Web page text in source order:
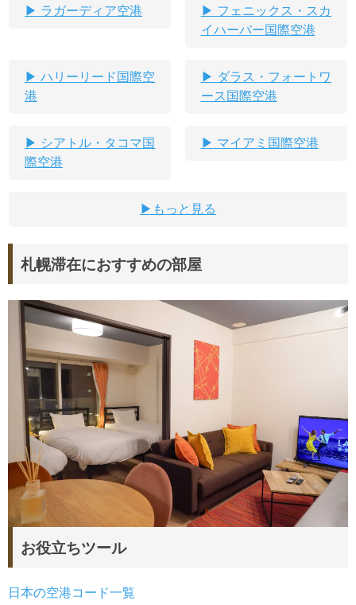
ラガーディア空港
フェニックス・スカ
イハーバー国際空港
ハリーリード国際空
港
ダラス・フォートワ
ース国際空港
シアトル・タコマ国
際空港
マイアミ国際空港
もっと見る
札幌滞在におすすめの部屋
お役立ちツール
日本の空港コード一覧